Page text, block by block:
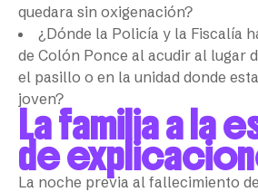
quedara sin oxigenación?
¿Dónde la Policía y la Fiscalía
de Colón Ponce al acudir al lugar
el pasillo o en la unidad donde
joven?
La familia a la
de
La noche previa al fallecimiento